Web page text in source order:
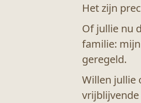
Het zijn
Of jullie nu
familie:
geregeld.
Willen jullie